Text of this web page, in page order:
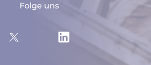
Folge uns